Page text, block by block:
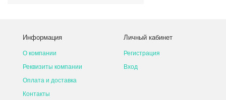
Информация
О компании
Реквизиты компании
Оплата и доставка
Контакты
Личный кабинет
Регистрация
Вход